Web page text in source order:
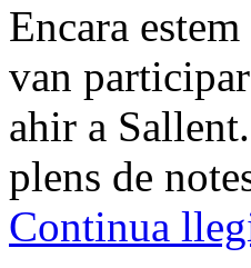
Encara
van
ahir a
plens de
Continua